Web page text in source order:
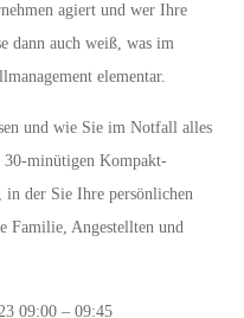
agiert und wer Ihre
dann auch weiß, was im
elementar.
und wie Sie im Notfall alles
30-minütigen Kompakt-
in der Sie Ihre persönlichen
Familie, Angestellten und
09:00 – 09:45